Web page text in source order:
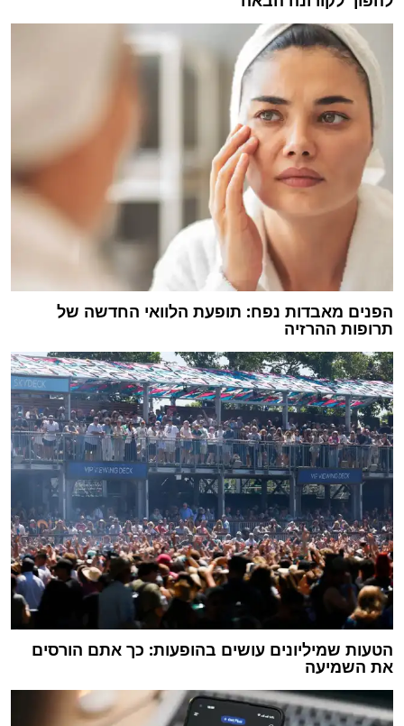
הפנים מאבדות נפח: תופעת הלוואי החדשה של
תרופות ההרזיה
הטעות שמיליונים עושים בהופעות: כך אתם הורסים
את השמיעה